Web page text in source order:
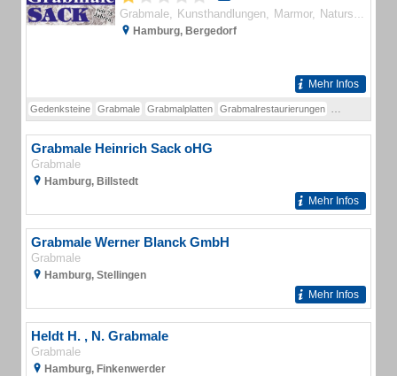
Grabmale Kunsthandlungen Marmor Natursteine
Hamburg, Bergedorf
Mehr Infos
Gedenksteine Grabmale Grabmalplatten Grabmalrestaurierungen
Grabmale Heinrich Sack oHG
Grabmale
Hamburg, Billstedt
Mehr Infos
Grabmale Werner Blanck GmbH
Grabmale
Hamburg, Stellingen
Mehr Infos
Heldt H. , N. Grabmale
Grabmale
Hamburg, Finkenwerder